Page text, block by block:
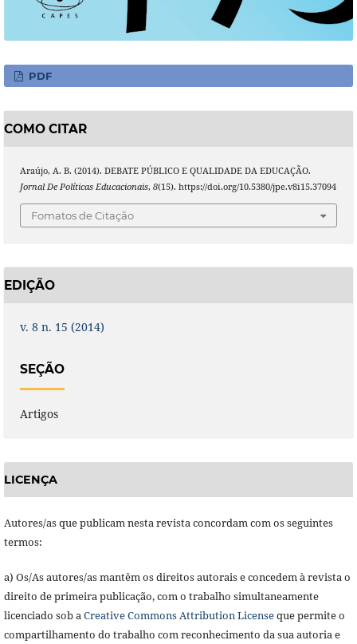
PDF
COMO CITAR
Araújo, A. B. (2014). DEBATE PÚBLICO E QUALIDADE DA EDUCAÇÃO.
Jornal De Políticas Educacionais, 8(15). https://doi.org/10.5380/jpe.v8i15.37094
Fomatos de Citação
EDIÇÃO
v. 8 n. 15 (2014)
SEÇÃO
Artigos
LICENÇA
Autores/as que publicam nesta revista concordam com os seguintes
termos:
a) Os/As autores/as mantêm os direitos autorais e concedem à revista o
direito de primeira publicação, com o trabalho simultaneamente
licenciado sob aCreative Commons Attribution Licenseque permite o
compartilhamento do trabalho com reconhecimento da sua autoria e